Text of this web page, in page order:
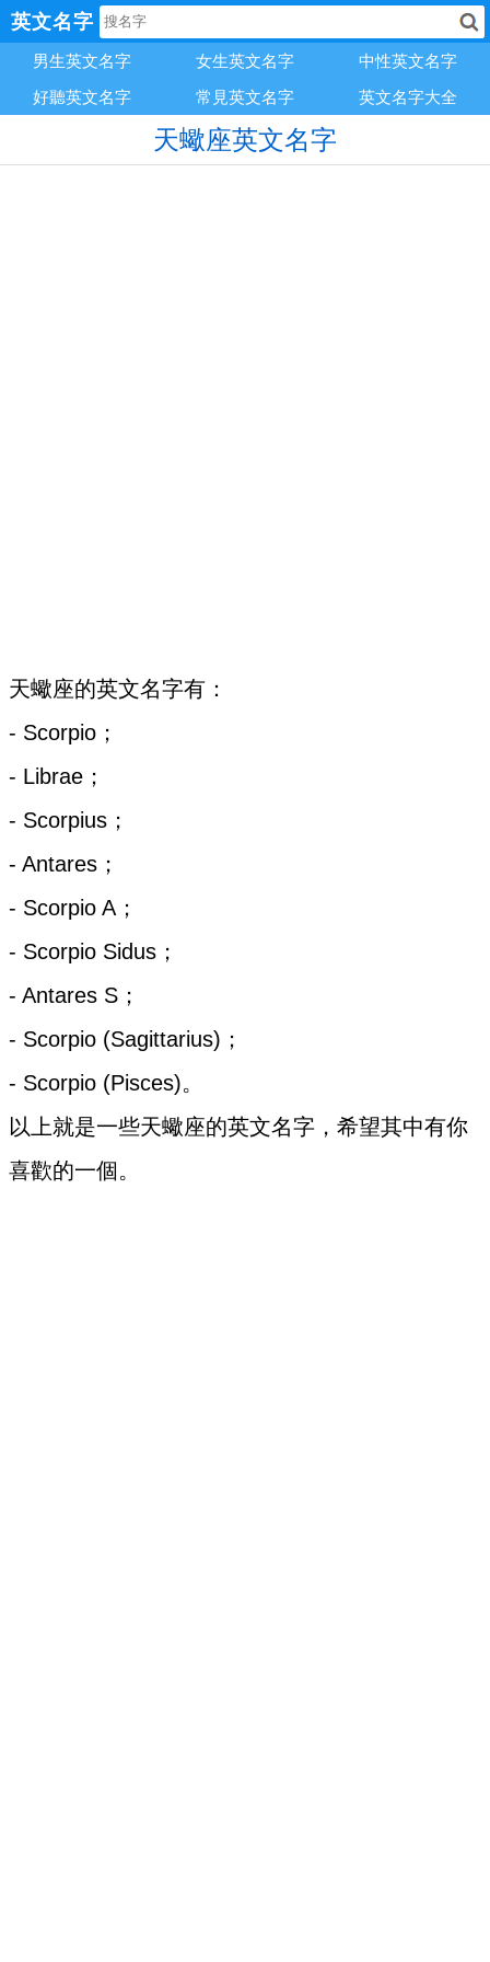
英文名字
男生英文名字 女生英文名字
中性英文名字
好聽英文名字
常見英文名字 英文名字大全
天蠍座英文名字
天蠍座的英文名字有：
- Scorpio；
- Librae；
- Scorpius；
- Antares；
- Scorpio A；
- Scorpio Sidus；
- Antares S；
- Scorpio (Sagittarius)；
- Scorpio (Pisces)。
以上就是一些天蠍座的英文名字，希望其中有你
喜歡的一個。